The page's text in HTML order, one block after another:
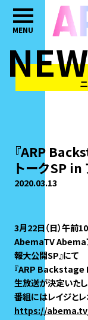
MENU
『ARP
トークSP in
2020.03.13
3月22日（日）午前
AbemaTV Abema
報大公開SP』にて
『ARP Backstage
生放送が決定いたし
番組にはレイジとレ
https://